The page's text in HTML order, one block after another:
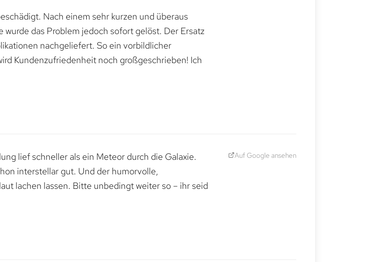
Nach einem sehr kurzen und überaus
das Problem jedoch sofort gelöst. Der Ersatz
nachgeliefert. So ein vorbildlicher
Kundenzufriedenheit noch großgeschrieben! Ich
lief schneller als ein Meteor durch die Galaxie.
interstellar gut. Und der humorvolle,
lachen lassen. Bitte unbedingt weiter so – ihr seid
Auf Google ansehen